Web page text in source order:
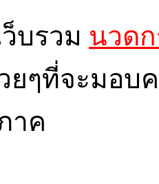
ว็บรวม นวด
ยๆที่จะมอ
าค